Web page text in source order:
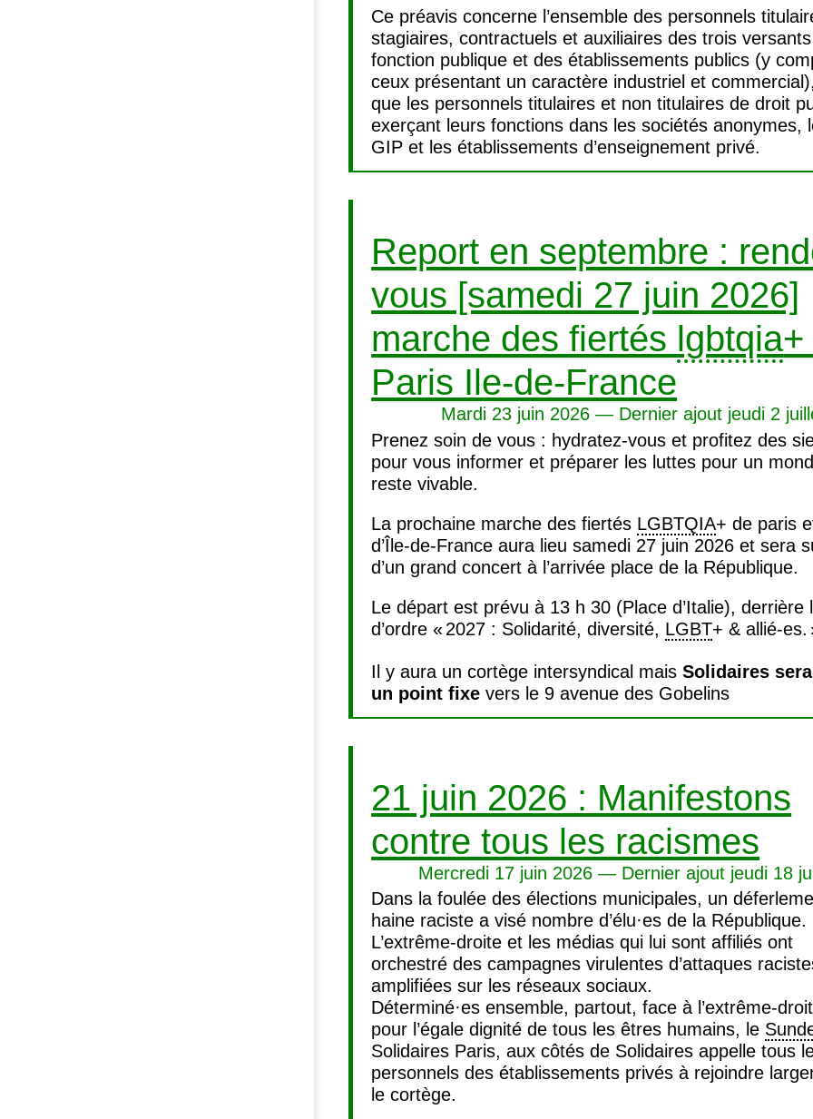
Ce préavis concerne l’ensemble des personnels
stagiaires, contractuels et auxiliaires des trois
fonction publique et des établissements publics (y
ceux présentant un caractère industriel et
que les personnels titulaires et non titulaires de droit
exerçant leurs fonctions dans les sociétés anonymes,
GIP et les établissements d’enseignement privé.
Report en septembre :
vous [samedi 27 juin 2026]
marche des fiertés lgbtqia+
Paris Ile-de-France
Mardi 23 juin 2026 — Dernier ajout jeudi 2
Prenez soin de vous : hydratez-vous et profitez des
pour vous informer et préparer les luttes pour un
reste vivable.
La prochaine marche des fiertés LGBTQIA+ de paris
d’Île-de-France aura lieu samedi 27 juin 2026 et sera
d’un grand concert à l’arrivée place de la République.
Le départ est prévu à 13 h 30 (Place d’Italie), derrière
d’ordre «2027 : Solidarité, diversité, LGBT+ & allié-es.
Il y aura un cortège intersyndical maisSolidaires
un point fixe vers le 9 avenue des Gobelins
21 juin 2026 : Manifestons
contre tous les racismes
Mercredi 17 juin 2026 — Dernier ajout jeudi 18
Dans la foulée des élections municipales, un
haine raciste a visé nombre d’élu·es de la République.
L’extrême-droite et les médias qui lui sont affiliés ont
orchestré des campagnes virulentes d’attaques
amplifiées sur les réseaux sociaux.
Déterminé·es ensemble, partout, face à l’extrême-
pour l’égale dignité de tous les êtres humains, le
Solidaires Paris, aux côtés de Solidaires appelle tous
personnels des établissements privés à rejoindre
le cortège.